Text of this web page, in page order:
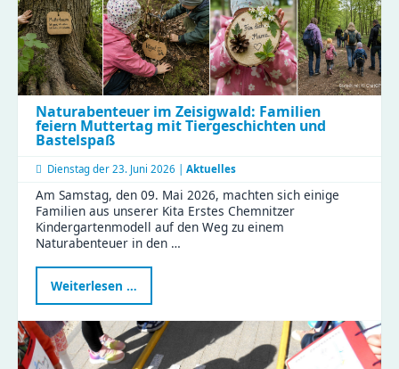
Naturabenteuer im Zeisigwald: Familien
feiern Muttertag mit Tiergeschichten und
Bastelspaß
Dienstag der 23. Juni 2026 | Aktuelles
Am Samstag, den 09. Mai 2026, machten sich einige
Familien aus unserer Kita Erstes Chemnitzer
Kindergartenmodell auf den Weg zu einem
Naturabenteuer in den …
Weiterlesen …
im
Zeisigwald:
Familien
feiern
Muttertag